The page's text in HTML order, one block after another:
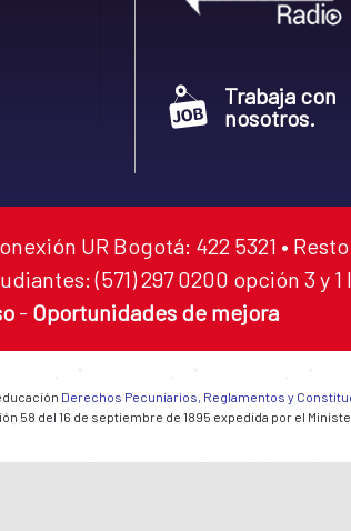
Trabaja con
nosotros.
UR Bogotá: 422 5321 •
(571) 297 0200 opción 3 y 1
- Oportunidades de mejora
Derechos Pecuniarios, Reglamentos y
58 del 16 de septiembre de 1895 expedida por el